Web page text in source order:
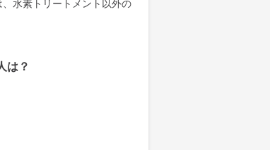
水素トリートメント以外の
は？